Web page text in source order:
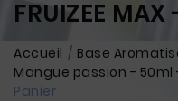
FRUIZEE
Accueil Base
Mangue passion - 50ml -
Panier